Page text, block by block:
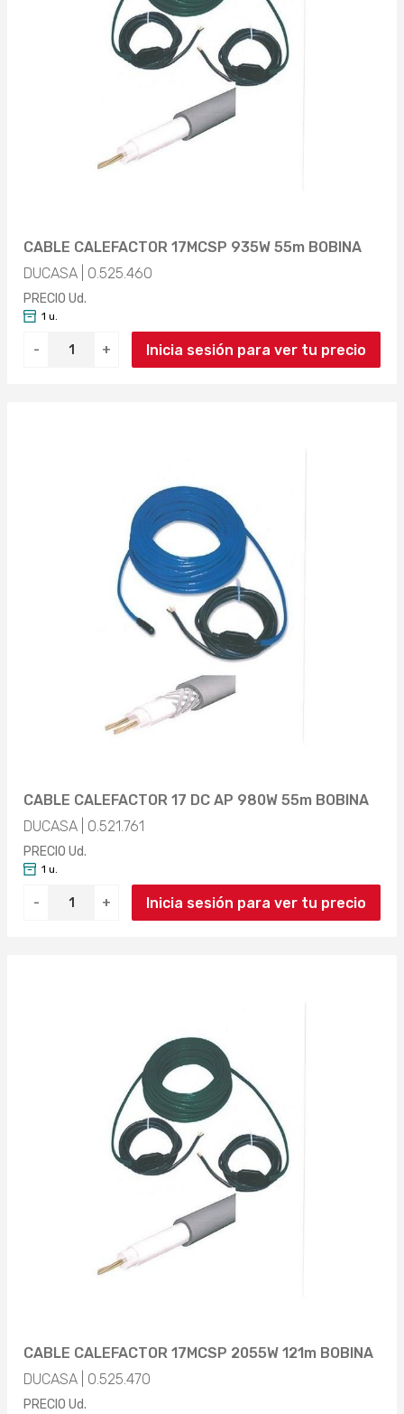
CABLE CALEFACTOR 17MCSP 935W 55m BOBINA
DUCASA | 0.525.460
PRECIO Ud.
- +
1 u.
Inicia sesión para ver tu precio
CABLE CALEFACTOR 17 DC AP 980W 55m BOBINA
DUCASA | 0.521.761
PRECIO Ud.
- +
1 u.
Inicia sesión para ver tu precio
CABLE CALEFACTOR 17MCSP 2055W 121m BOBINA
DUCASA | 0.525.470
PRECIO Ud.